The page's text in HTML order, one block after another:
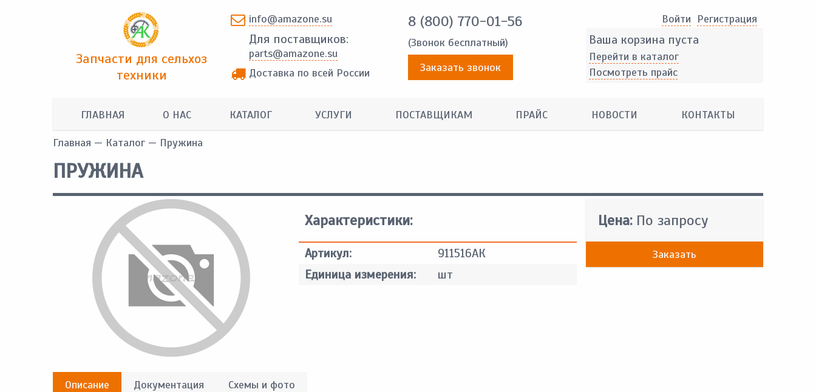
Запчасти для сельхоз
техники
info@amazone.su
Для поставщиков:
parts@amazone.su
Доставка по всей России
8 (800) 770-01-56
(Звонок бесплатный)
Заказать звонок
Войти Pегистрация
Ваша корзина пуста
Перейти в каталог
Посмотреть прайс
ГЛАВНАЯ О НАС КАТАЛОГ УСЛУГИ ПОСТАВЩИКАМ ПРАЙС НОВОСТИ КОНТАКТЫ
Главная — Каталог — Пружина
ПРУЖИНА
Характеристики:
Артикул:
911516АК
Единица измерения:
шт
Цена: По запросу
Заказать
Описание Документация
Схемы и фото